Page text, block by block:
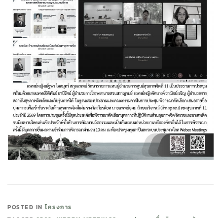
POSTED INโครงการ